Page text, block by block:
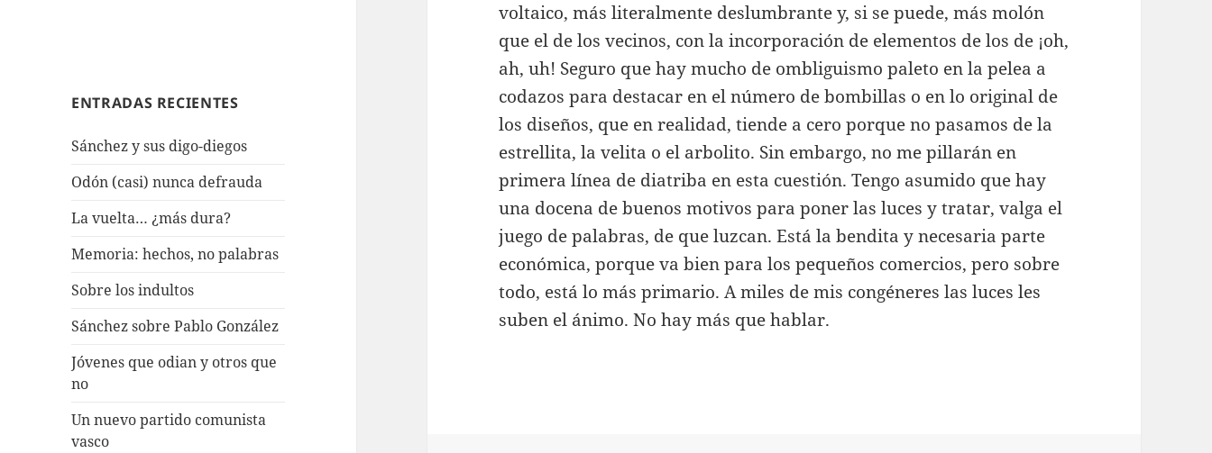
ENTRADAS RECIENTES
Sánchez y sus digo-diegos
Odón (casi) nunca defrauda
La vuelta… ¿más dura?
Memoria: hechos, no palabras
Sobre los indultos
Sánchez sobre Pablo González
Jóvenes que odian y otros que
no
Un nuevo partido comunista
vasco
voltaico, más literalmente deslumbrante y, si se puede, más molón
que el de los vecinos, con la incorporación de elementos de los de ¡oh,
ah, uh! Seguro que hay mucho de ombliguismo paleto en la pelea a
codazos para destacar en el número de bombillas o en lo original de
los diseños, que en realidad, tiende a cero porque no pasamos de la
estrellita, la velita o el arbolito. Sin embargo, no me pillarán en
primera línea de diatriba en esta cuestión. Tengo asumido que hay
una docena de buenos motivos para poner las luces y tratar, valga el
juego de palabras, de que luzcan. Está la bendita y necesaria parte
económica, porque va bien para los pequeños comercios, pero sobre
todo, está lo más primario. A miles de mis congéneres las luces les
suben el ánimo. No hay más que hablar.